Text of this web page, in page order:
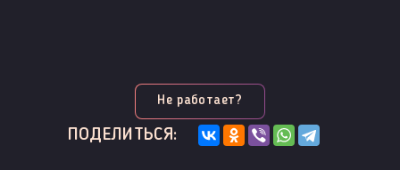
Не работает?
ПОДЕЛИТЬСЯ: